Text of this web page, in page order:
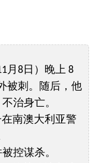
月8日）晚上 8
被刺。随后，他
治身亡。
在南澳大利亚警
控谋杀。